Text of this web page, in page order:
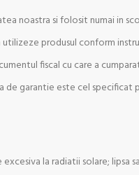
noastra si folosit numai in
produsul conform
fiscal cu care a
garantie este cel
la radiatii solare; lipsa